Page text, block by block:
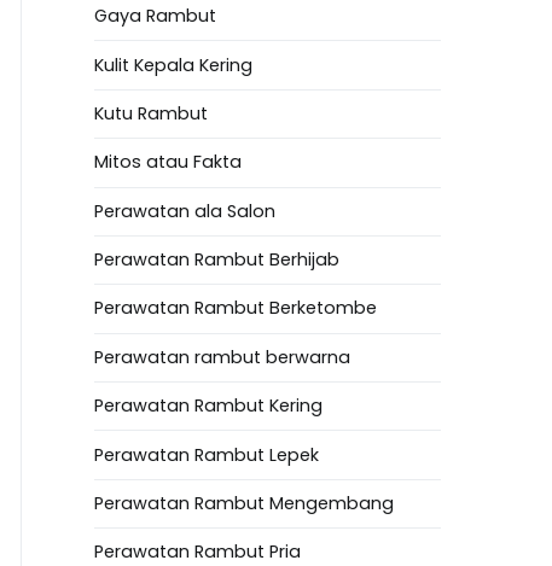
Gaya Rambut
Kulit Kepala Kering
Kutu Rambut
Mitos atau Fakta
Perawatan ala Salon
Perawatan Rambut Berhijab
Perawatan Rambut Berketombe
Perawatan rambut berwarna
Perawatan Rambut Kering
Perawatan Rambut Lepek
Perawatan Rambut Mengembang
Perawatan Rambut Pria